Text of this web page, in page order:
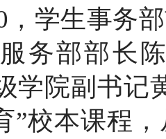
，学生事务
务部部长
学院副书记
”校本课程